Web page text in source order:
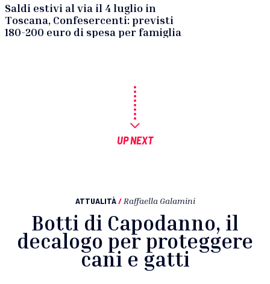
Saldi estivi al via il 4 luglio in
Toscana, Confesercenti: previsti
180-200 euro di spesa per famiglia
UP NEXT
ATTUALITÀ / Raffaella Galamini
Botti di Capodanno, il
decalogo per proteggere
cani e gatti